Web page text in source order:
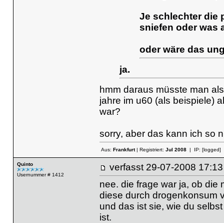
Je schlechter die
sniefen oder was
oder wäre das
ja.
hmm daraus müsste man
jahre im u60 (als beispiele)
war?
sorry, aber das kann ich so
Aus: Frankfurt| Registriert: Jul 2008| IP: [logged]
Quinto
Usernummer # 1412
verfasst 29-07-2008
nee. die frage war ja, ob die
diese durch drogenkonsum
und das ist sie, wie du
ist.